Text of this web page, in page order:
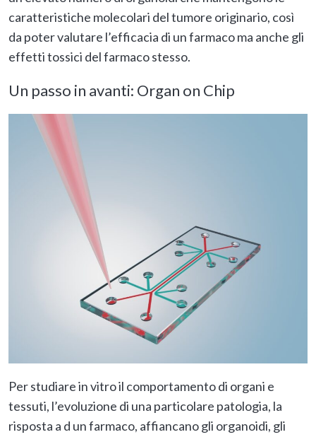
caratteristiche molecolari del tumore originario, così
da poter valutare l’efficacia di un farmaco ma anche gli
effetti tossici del farmaco stesso.
Un passo in avanti: Organ on Chip
Per studiare in vitro il comportamento di organi e
tessuti, l’evoluzione di una particolare patologia, la
risposta a d un farmaco, affiancano gli organoidi, gli